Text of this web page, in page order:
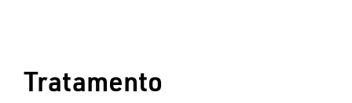
Tratamento